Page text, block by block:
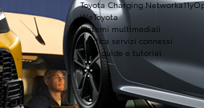
Toyota Charging Network
WeToyota
Sistemi multimediali
Verifica servizi connessi
FAQ, guide e tutorial